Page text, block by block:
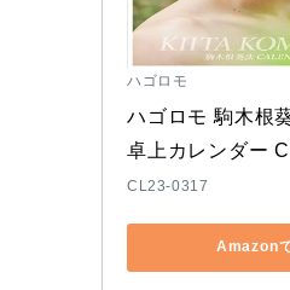
ハゴロモ
ハゴロモ 駒木根
卓上カレンダー
CL23-0317
Amazon